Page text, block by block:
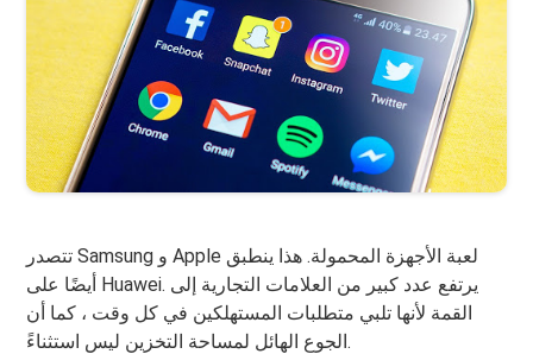
تتصدر Samsung و Apple لعبة الأجهزة المحمولة. هذا ينطبق
أيضًا على Huawei. يرتفع عدد كبير من العلامات التجارية إلى
القمة لأنها تلبي متطلبات المستهلكين في كل وقت ، كما أن
الجوع الهائل لمساحة التخزين ليس استثناءً.